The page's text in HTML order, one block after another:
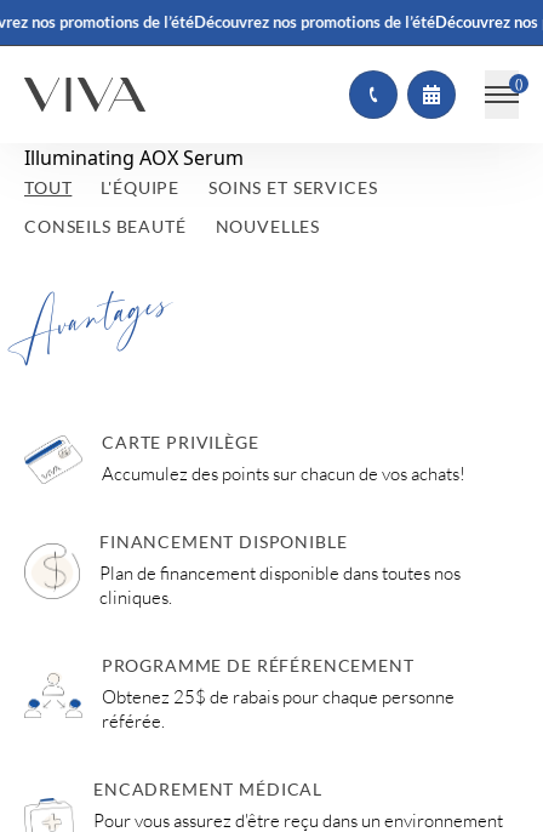
nos promotions de l’étéDécouvrez nos promotions de l’étéDécouvrez
()
Illuminating AOX Serum
TOUT L'ÉQUIPE
SOINS ET SERVICES
CONSEILS BEAUTÉ
NOUVELLES
CARTE PRIVILÈGE
Accumulez des points sur chacun de vos achats!
FINANCEMENT DISPONIBLE
Plan de financement disponible dans toutes nos
cliniques.
PROGRAMME DE RÉFÉRENCEMENT
Obtenez 25$ de rabais pour chaque personne
référée.
ENCADREMENT MÉDICAL
Pour vous assurez d'être reçu dans un environnement